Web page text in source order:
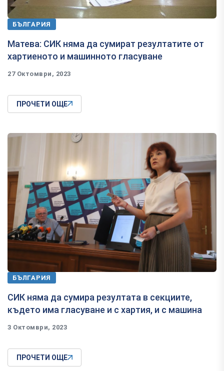
БЪЛГАРИЯ
Матева: СИК няма да сумират резултатите от
хартиеното и машинното гласуване
27 Октомври, 2023
ПРОЧЕТИ ОЩЕ
БЪЛГАРИЯ
СИК няма да сумира резултата в секциите,
където има гласуване и с хартия, и с машина
3 Октомври, 2023
ПРОЧЕТИ ОЩЕ